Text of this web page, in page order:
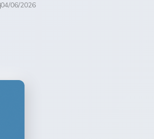
04/06/2026